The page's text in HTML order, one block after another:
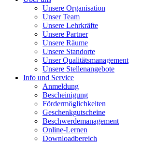
Unsere Organisation
Unser Team
Unsere Lehrkräfte
Unsere Partner
Unsere Räume
Unsere Standorte
Unser Qualitätsmanagement
Unsere Stellenangebote
Info und Service
Anmeldung
Bescheinigung
Fördermöglichkeiten
Geschenkgutscheine
Beschwerdemanagement
Online-Lernen
Downloadbereich